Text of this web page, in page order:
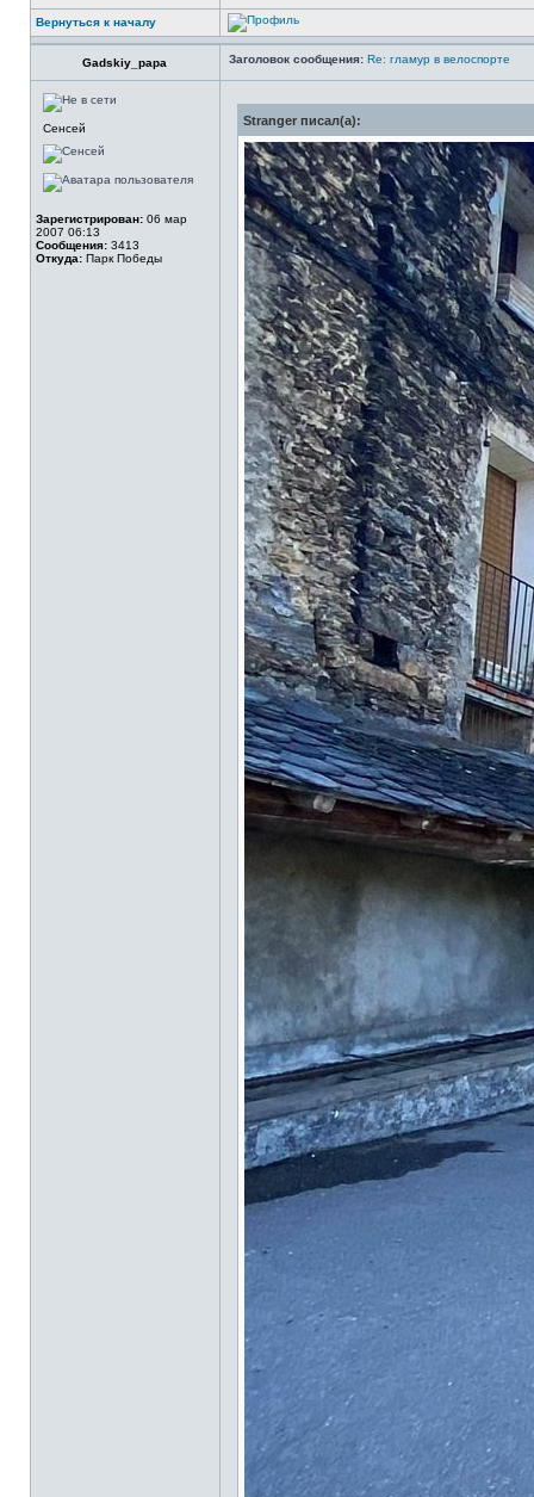
Вернуться к началу
Gadskiy_papa Заголовок сообщения: Re: гламур в велоспорте
Сенсей
Зарегистрирован: 06 мар
2007 06:13
Сообщения: 3413
Откуда: Парк Победы
Stranger писал(а):